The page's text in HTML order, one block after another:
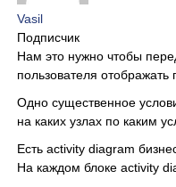
Vasil
Подписчик
Нам это нужно чтобы
пользователя
Одно существенное
на каких узлах по каким
Есть activity diagram
На каждом блоке activity